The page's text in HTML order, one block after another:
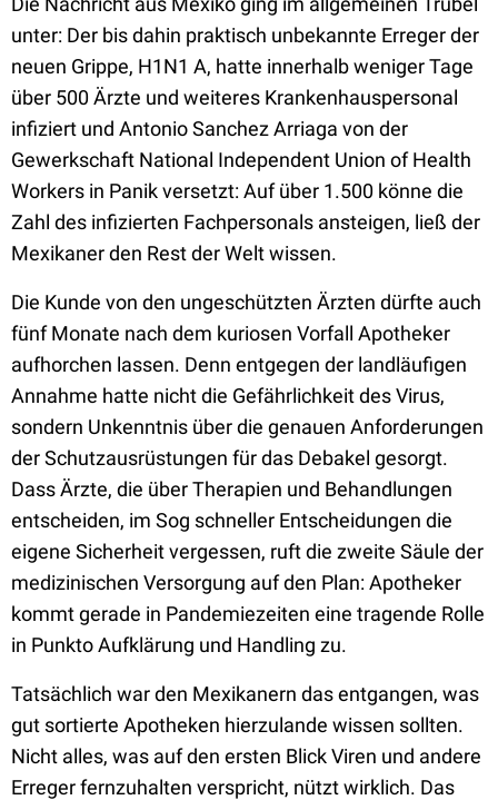
unter: Der bis dahin praktisch unbekannte Erreger der
neuen Grippe, H1N1 A, hatte innerhalb weniger Tage
über 500 Ärzte und weiteres Krankenhauspersonal
infiziert und Antonio Sanchez Arriaga von der
Gewerkschaft National Independent Union of Health
Workers in Panik versetzt: Auf über 1.500 könne die
Zahl des infizierten Fachpersonals ansteigen, ließ der
Mexikaner den Rest der Welt wissen.
Die Kunde von den ungeschützten Ärzten dürfte auch
fünf Monate nach dem kuriosen Vorfall Apotheker
aufhorchen lassen. Denn entgegen der landläufigen
Annahme hatte nicht die Gefährlichkeit des Virus,
sondern Unkenntnis über die genauen Anforderungen
der Schutzausrüstungen für das Debakel gesorgt.
Dass Ärzte, die über Therapien und Behandlungen
entscheiden, im Sog schneller Entscheidungen die
eigene Sicherheit vergessen, ruft die zweite Säule der
medizinischen Versorgung auf den Plan: Apotheker
kommt gerade in Pandemiezeiten eine tragende Rolle
in Punkto Aufklärung und Handling zu.
Tatsächlich war den Mexikanern das entgangen, was
gut sortierte Apotheken hierzulande wissen sollten.
Nicht alles, was auf den ersten Blick Viren und andere
Erreger fernzuhalten verspricht, nützt wirklich. Das